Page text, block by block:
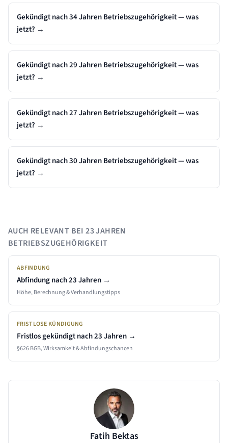
Gekündigt nach 34 Jahren Betriebszugehörigkeit — was
jetzt? →
Gekündigt nach 29 Jahren Betriebszugehörigkeit — was
jetzt? →
Gekündigt nach 27 Jahren Betriebszugehörigkeit — was
jetzt? →
Gekündigt nach 30 Jahren Betriebszugehörigkeit — was
jetzt? →
AUCH RELEVANT BEI23 JAHREN
BETRIEBSZUGEHÖRIGKEIT
ABFINDUNG
Abfindung nach23 Jahren →
Höhe, Berechnung & Verhandlungstipps
FRISTLOSE KÜNDIGUNG
Fristlos gekündigt nach23 Jahren →
§626 BGB, Wirksamkeit & Abfindungschancen
Fatih Bektas